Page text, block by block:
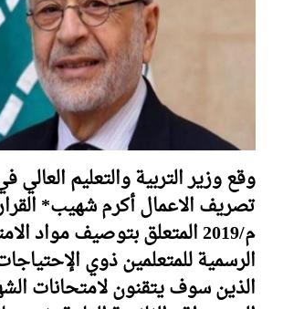
م/2019 المتعلق بتوصيف مواد
الرسمية للمتعلمين ذوي
الذين سوف يتقنون لامتحانات